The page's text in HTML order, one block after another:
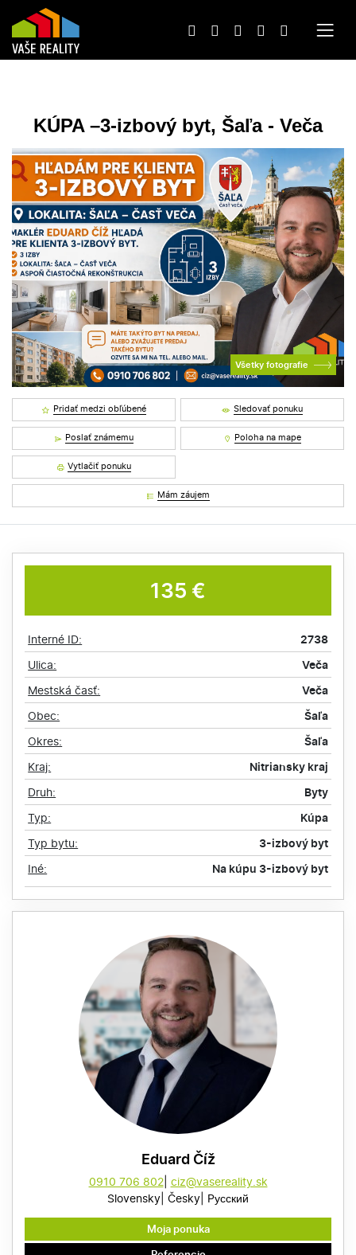
KÚPA –3-izbový byt, Šaľa - Veča
Všetky fotografie
Pridať medzi obľúbené Sledovať ponuku
Poslať známemu Poloha na mape
Vytlačiť ponuku
Mám záujem
135 €
Interné ID:
2738
Ulica:
Veča
Mestská časť:
Veča
Obec:
Šaľa
Okres:
Šaľa
Kraj:
Nitriansky kraj
Druh:
Byty
Typ:
Kúpa
Typ bytu:
3-izbový byt
Iné:
Na kúpu 3-izbový byt
Eduard Číž
0910 706 802 ciz@vasereality.sk
Slovensky Česky Pусский
Moja ponuka